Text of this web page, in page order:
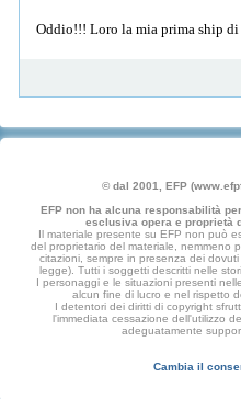
Oddio!!! Loro la mia prima ship
© dal 2001, EFP
EFP non ha alcuna responsabilità
esclusiva opera e proprietà
Il materiale presente su EFP non può
del proprietario del materiale, nemmeno
citazioni, sempre in presenza dei
legge). Tutti i soggetti descritti nelle
I personaggi e le situazioni presenti
alcun fine di lucro e nel rispetto
I detentori dei diritti di copyright
l'immediata cessazione dell'utilizzo
adeguatamente
Cambia il